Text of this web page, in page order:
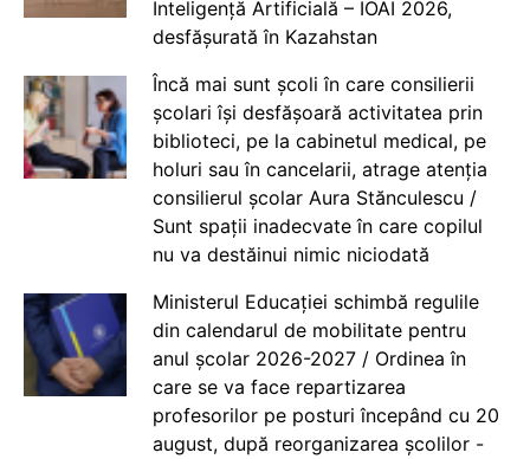
Inteligență Artificială – IOAI 2026,
desfășurată în Kazahstan
Încă mai sunt școli în care consilierii
școlari își desfășoară activitatea prin
biblioteci, pe la cabinetul medical, pe
holuri sau în cancelarii, atrage atenția
consilierul școlar Aura Stănculescu /
Sunt spații inadecvate în care copilul
nu va destăinui nimic niciodată
Ministerul Educației schimbă regulile
din calendarul de mobilitate pentru
anul școlar 2026-2027 / Ordinea în
care se va face repartizarea
profesorilor pe posturi începând cu 20
august, după reorganizarea școlilor -